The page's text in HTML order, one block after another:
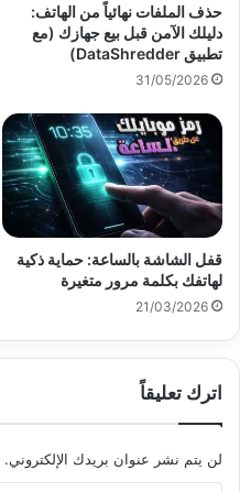
حذف الملفات نهائياً من الهاتف:
دليلك الآمن قبل بيع جهازك (مع
تطبيق DataShredder)
31/05/2026
قفل الشاشة بالساعة: حماية ذكية
لهاتفك بكلمة مرور متغيرة
21/03/2026
اترك تعليقاً
لن يتم نشر عنوان بريدك الإلكتروني.